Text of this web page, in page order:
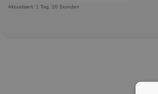
Aktualisiert: 1 Tag, 20 Stunden